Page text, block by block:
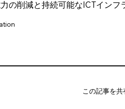
の削減と持続可能なICTインフ
この記事を共